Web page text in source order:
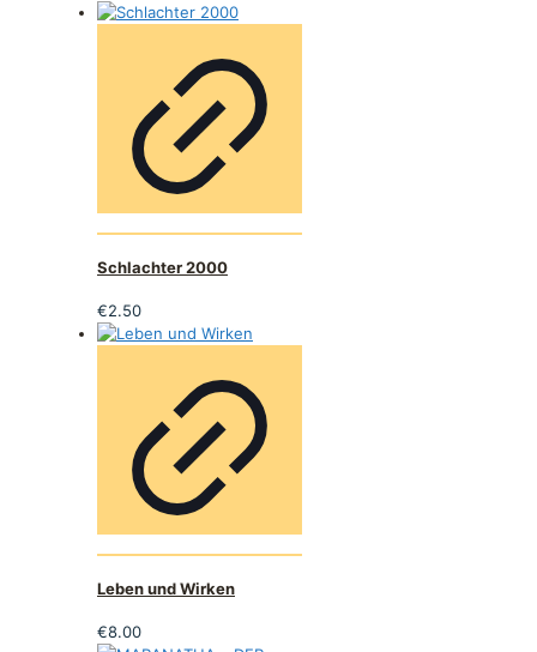
Schlachter 2000
€2.50
Leben und Wirken
€8.00